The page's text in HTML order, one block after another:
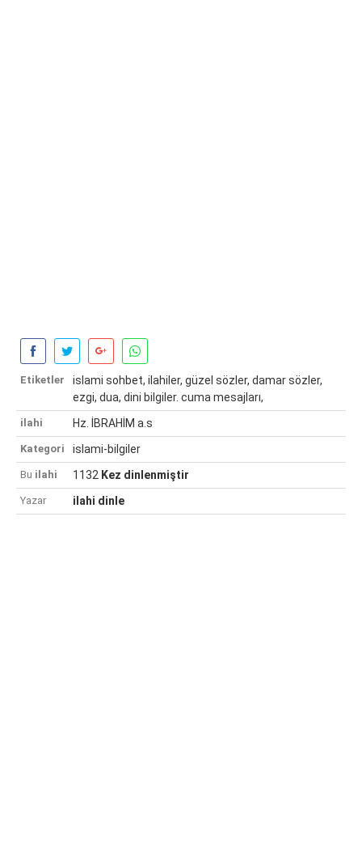
Etiketler
islami sohbet, ilahiler, güzel sözler, damar sözler,
ezgi, dua, dini bilgiler. cuma mesajları,
ilahi Hz. İBRAHİM a.s
Kategori islami-bilgiler
Bu ilahi 1132 Kez dinlenmiştir
Yazar ilahi dinle